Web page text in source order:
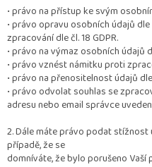
•právo na přístup ke svým
•právo opravu osobních údajů dle
zpracování dle čl. 18 GDPR.
•právo na výmaz osobních údajů
•právo vznést námitku proti
•právo na přenositelnost údajů dle
•právo odvolat souhlas se
adresu nebo email správce
2. Dále máte právo podat
případě, že se
domníváte, že bylo porušeno